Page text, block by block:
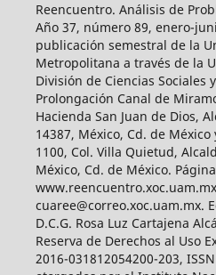
Reencuentro. Análisis de
Año 37, número 89, enero-
publicación semestral de la
Metropolitana a través de la
División de Ciencias Sociales
Prolongación Canal de
Hacienda San Juan de Dios,
14387, México, Cd. de
1100, Col. Villa Quietud,
México, Cd. de México.
cuaree@correo.xoc.uam.mx.
D.C.G. Rosa Luz Cartajena
Reserva de Derechos al Uso
2016-031812054200-203,